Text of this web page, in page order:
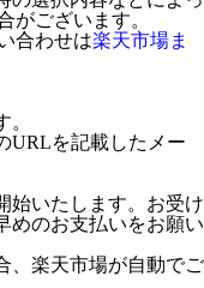
がございます。
合わせは楽天市場ま
URLを記載したメー
始いたします。お受け
めのお支払いをお願い
、楽天市場が自動でご